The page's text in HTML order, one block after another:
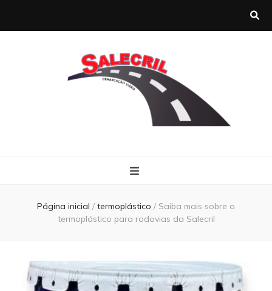
Página inicial / termoplástico / Saiba mais sobre o
termoplástico para rodovias da Salecril